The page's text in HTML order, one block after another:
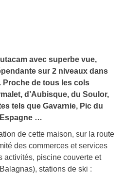
avec superbe vue,
sur 2 niveaux dans
Proche de tous les cols
d’Aubisque, du Soulor,
tels que Gavarnie, Pic du
…
de cette maison, sur la route
des commerces et services
activités, piscine couverte et
stations de ski :